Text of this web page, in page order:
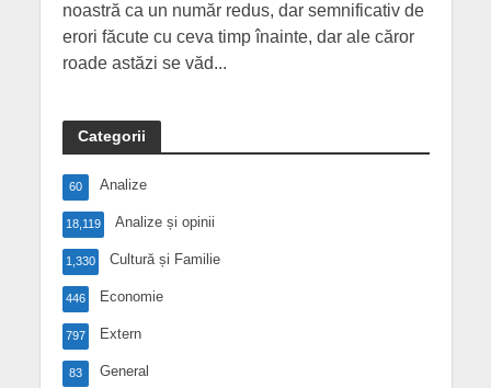
noastră ca un număr redus, dar semnificativ de
erori făcute cu ceva timp înainte, dar ale căror
roade astăzi se văd...
Categorii
Analize
60
Analize și opinii
18,119
Cultură și Familie
1,330
Economie
446
Extern
797
General
83